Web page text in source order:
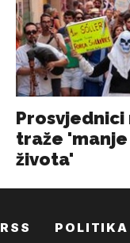
RSS POLITIKA